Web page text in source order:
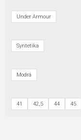
Under Armour
Syntetika
Modrá
41 42,5 44 45